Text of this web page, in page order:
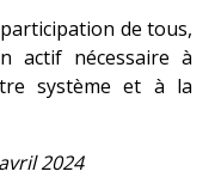
de tous,
actif nécessaire à
système et à la
avril 2024